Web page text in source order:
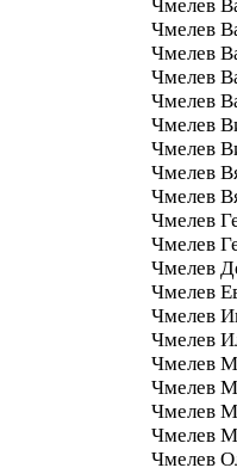
Чмелев
Чмелев
Чмелев
Чмелев
Чмелев
Чмелев
Чмелев
Чмелев
Чмелев
Чмелев
Чмелев
Чмелев
Чмелев
Чмелев
Чмелев
Чмелев
Чмелев
Чмелев
Чмелев
Чмелев